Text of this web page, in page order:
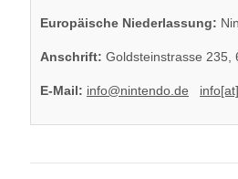
Europäische Niederlassung:
Anschrift: Goldsteinstrasse 235,
E-Mail: info@nintendo.de